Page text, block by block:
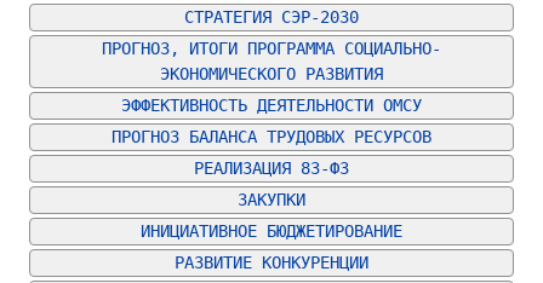
СТРАТЕГИЯ СЭР-2030
ПРОГНОЗ, ИТОГИ ПРОГРАММА СОЦИАЛЬНО-
ЭКОНОМИЧЕСКОГО РАЗВИТИЯ
ЭФФЕКТИВНОСТЬ ДЕЯТЕЛЬНОСТИ ОМСУ
ПРОГНОЗ БАЛАНСА ТРУДОВЫХ РЕСУРСОВ
РЕАЛИЗАЦИЯ 83-ФЗ
ЗАКУПКИ
ИНИЦИАТИВНОЕ БЮДЖЕТИРОВАНИЕ
РАЗВИТИЕ КОНКУРЕНЦИИ